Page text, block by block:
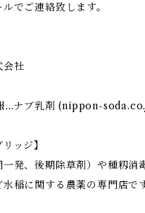
でご連絡致します。
会社
…ナブ乳剤 (nippon-
ッジ】
発、後期除草剤）や種籾消
稲に関する農薬の専門店です